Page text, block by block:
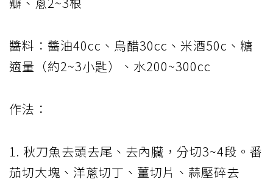
醬料：醬油40cc、烏醋30cc、米酒50c、糖
適量（約2~3小匙）、水200~300cc
作法：
1. 秋刀魚去頭去尾、去內臟，分切3~4段。番
茄切大塊、洋蔥切丁、薑切片、蒜壓碎去